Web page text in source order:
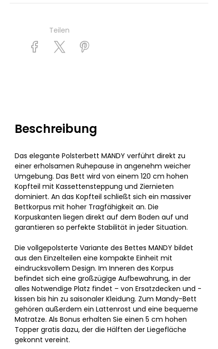
Teilen
Beschreibung
Das elegante Polsterbett MANDY verführt direkt zu
einer erholsamen Ruhepause in angenehm weicher
Umgebung. Das Bett wird von einem 120 cm hohen
Kopfteil mit Kassettensteppung und Ziernieten
dominiert. An das Kopfteil schließt sich ein massiver
Bettkorpus mit hoher Tragfähigkeit an. Die
Korpuskanten liegen direkt auf dem Boden auf und
garantieren so perfekte Stabilität in jeder Situation.
Die vollgepolsterte Variante des Bettes MANDY bildet
aus den Einzelteilen eine kompakte Einheit mit
eindrucksvollem Design. Im Inneren des Korpus
befindet sich eine großzügige Aufbewahrung, in der
alles Notwendige Platz findet – von Ersatzdecken und -
kissen bis hin zu saisonaler Kleidung. Zum Mandy-Bett
gehören außerdem ein Lattenrost und eine bequeme
Matratze. Als Bonus erhalten Sie einen 5 cm hohen
Topper gratis dazu, der die Hälften der Liegefläche
gekonnt vereint.